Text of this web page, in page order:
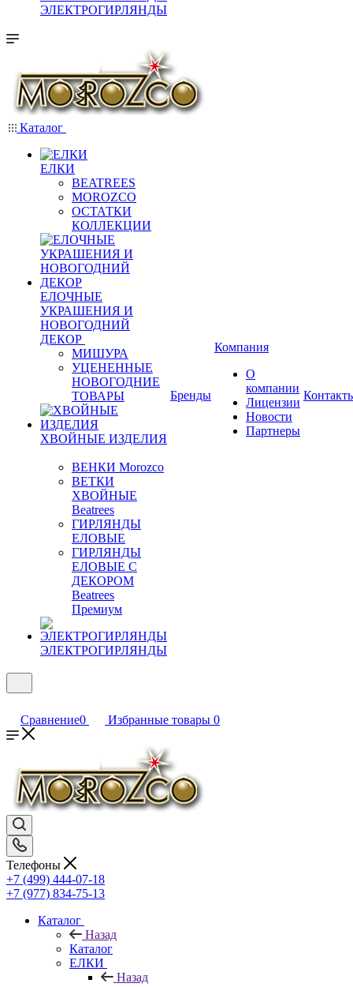
ЭЛЕКТРОГИРЛЯНДЫ
Каталог
ЕЛКИ
BEATREES
MOROZCO
ОСТАТКИ
КОЛЛЕКЦИИ
ЕЛОЧНЫЕ
УКРАШЕНИЯ И
НОВОГОДНИЙ
ДЕКОР
МИШУРА
УЦЕНЕННЫЕ
НОВОГОДНИЕ
ТОВАРЫ
ХВОЙНЫЕ ИЗДЕЛИЯ
ВЕНКИ Morozco
ВЕТКИ
ХВОЙНЫЕ
Beatrees
ГИРЛЯНДЫ
ЕЛОВЫЕ
ГИРЛЯНДЫ
ЕЛОВЫЕ С
ДЕКОРОМ
Beatrees
Премиум
ЭЛЕКТРОГИРЛЯНДЫ
Бренды
Компания
О
компании
Лицензии
Новости
Партнеры
Сравнение0 Избранные товары 0
Телефоны
+7 (499) 444-07-18
+7 (977) 834-75-13
Каталог
Назад
Каталог
ЕЛКИ
Назад